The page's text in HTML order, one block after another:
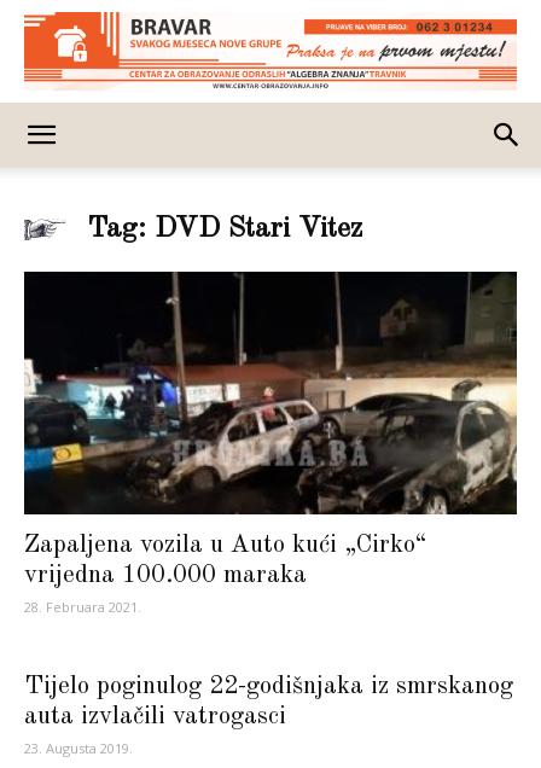
Tag: DVD Stari Vitez
Zapaljena vozila u Auto kući „Cirko“
vrijedna 100.000 maraka
28. Februara 2021.
Tijelo poginulog 22-godišnjaka iz smrskanog
auta izvlačili vatrogasci
23. Augusta 2019.